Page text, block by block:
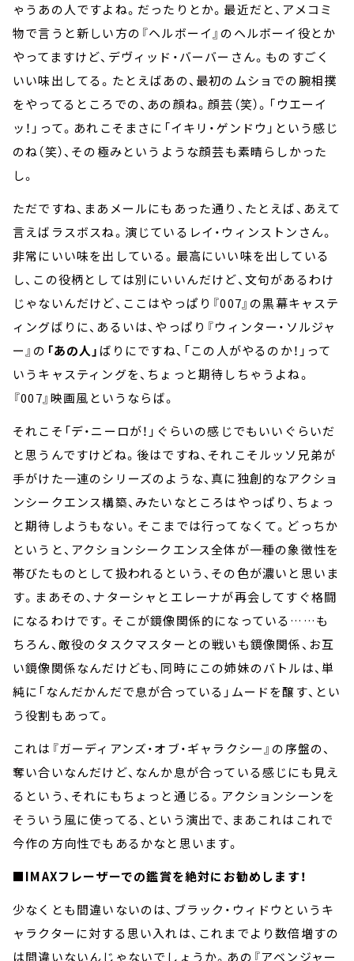
ゃうあの人ですよね。だったりとか。最近だと、アメコミ
物で言うと新しい方の『ヘルボーイ』のヘルボーイ役とか
やってますけど、デヴィッド・バーバーさん。ものすごく
いい味出してる。たとえばあの、最初のムショでの腕相撲
をやってるところでの、あの顔ね。顔芸（笑）。「ウエーイ
ッ！」って。あれこそまさに「イキリ・ゲンドウ」という感じ
のね（笑）、その極みというような顔芸も素晴らしかった
し。
ただですね、まあメールにもあった通り、たとえば、あえて
言えばラスボスね。演じているレイ・ウィンストンさん。
非常にいい味を出している。最高にいい味を出している
し、この役柄としては別にいいんだけど、文句があるわけ
じゃないんだけど、ここはやっぱり『007』の黒幕キャステ
ィングばりに、あるいは、やっぱり『ウィンター・ソルジャ
ー』の 「あの人」 ばりにですね、「この人がやるのか！」って
いうキャスティングを、ちょっと期待しちゃうよね。
『007』映画風というならば。
それこそ「デ・ニーロが！」ぐらいの感じでもいいぐらいだ
と思うんですけどね。後はですね、それこそルッソ兄弟が
手がけた一連のシリーズのような、真に独創的なアクショ
ンシークエンス構築、みたいなところはやっぱり、ちょっ
と期待しようもない。そこまでは行ってなくて。どっちか
というと、アクションシークエンス全体が一種の象徴性を
帯びたものとして扱われるという、その色が濃いと思いま
す。まあその、ナターシャとエレーナが再会してすぐ格闘
になるわけです。そこが鏡像関係的になっている……も
ちろん、敵役のタスクマスターとの戦いも鏡像関係、お互
い鏡像関係なんだけども、同時にこの姉妹のバトルは、単
純に「なんだかんだで息が合っている」ムードを醸す、とい
う役割もあって。
これは『ガーディアンズ・オブ・ギャラクシー』の序盤の、
奪い合いなんだけど、なんか息が合っている感じにも見え
るという、それにもちょっと通じる。アクションシーンを
そういう風に使ってる、という演出で、まあこれはこれで
今作の方向性でもあるかなと思います。
■IMAXフレーザーでの鑑賞を絶対にお勧めします！
少なくとも間違いないのは、ブラック・ウィドウというキ
ャラクターに対する思い入れは、これまでより数倍増すの
は間違いないんじゃないでしょうか。あの『アベンジャー